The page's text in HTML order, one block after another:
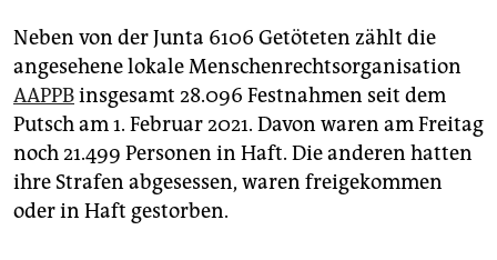
Neben von der Junta 6106 Getöteten zählt die
angesehene lokale Menschenrechtsorganisation
AAPPBinsgesamt 28.096 Festnahmen seit dem
Putsch am 1. Februar 2021. Davon waren am Freitag
noch 21.499 Personen in Haft. Die anderen hatten
ihre Strafen abgesessen, waren freigekommen
oder in Haft gestorben.